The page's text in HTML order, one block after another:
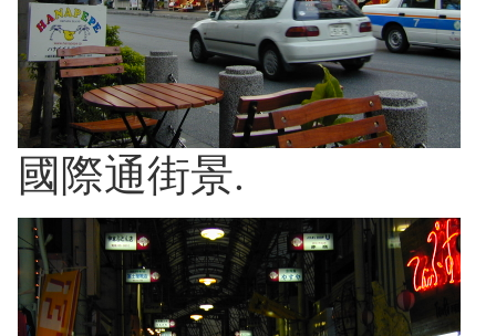
國際通街景.